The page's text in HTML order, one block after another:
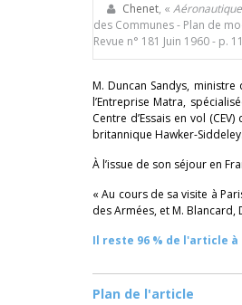
Chenet, « Aéronautique
des Communes - Plan de
Revue n° 181 Juin 1960- p.
M. Duncan Sandys,
l’Entreprise Matra,
Centre d’Essais en vol
britannique Hawker-Siddeley.
À l’issue de son séjour en
« Au cours de sa visite à
des Armées, et M. Blancard,
Il reste 96 % de l'article à
Plan de l'article